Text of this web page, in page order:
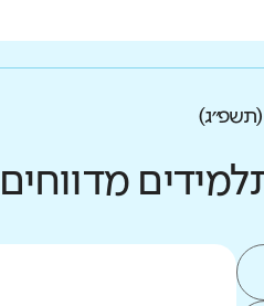
(תשפ״ג)